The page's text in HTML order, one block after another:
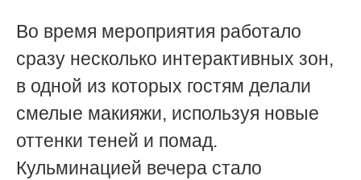
Во время мероприятия работало
сразу несколько интерактивных зон,
в одной из которых гостям делали
смелые макияжи, используя новые
оттенки теней и помад.
Кульминацией вечера стало